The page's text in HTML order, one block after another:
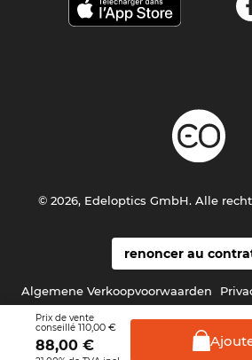
Prix de vente
conseillé 110,00 €
88,00 €
renoncer au
Algemene Verkoopvoorwaarden
© 2026, Edeloptics GmbH. Alle